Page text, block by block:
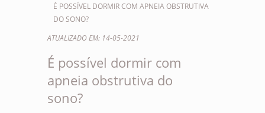
É POSSÍVEL DORMIR COM APNEIA OBSTRUTIVA
DO SONO?
ATUALIZADO EM: 14-05-2021
É possível dormir com
apneia obstrutiva do
sono?